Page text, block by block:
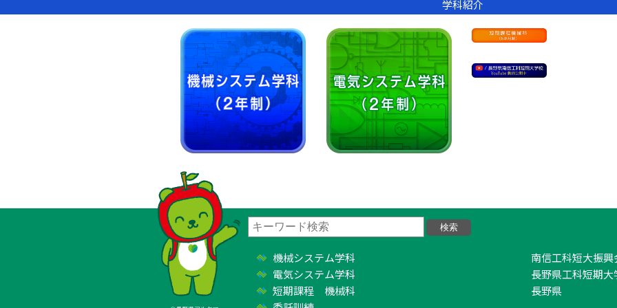
学科紹介
機械システム学科
電気システム学科
短期課程 機械科
南信工科短大振興
長野県工科短期大
長野県